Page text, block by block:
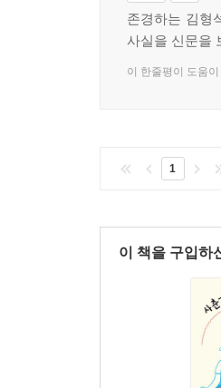
존경하는 김형
사실을 신문을
이 한줄평이 도움
1
이 책을 구입하